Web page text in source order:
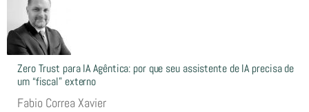
Zero Trust para IA Agêntica: por que seu assistente de IA precisa de
um “fiscal” externo
Fabio Correa Xavier